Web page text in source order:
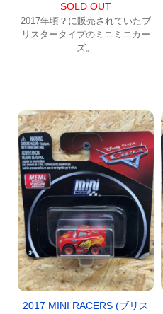
SOLD OUT
2017年頃？に販売されていたブ
リスタータイプのミニミニカー
ズ。
2017 MINI RACERS (ブリス